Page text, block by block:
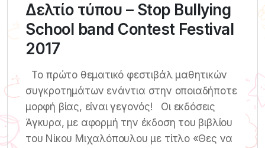
Δελτίο τύπου – Stop Bullying
School band Contest Festival
2017
Τo πρώτο θεματικό φεστιβάλ μαθητικών
συγκροτημάτων ενάντια στην οποιαδήποτε
μορφή βίας, είναι γεγονός! Οι εκδόσεις
Άγκυρα, με αφορμή την έκδοση του βιβλίου
του Νίκου Μιχαλόπουλου με τίτλο «Θες να